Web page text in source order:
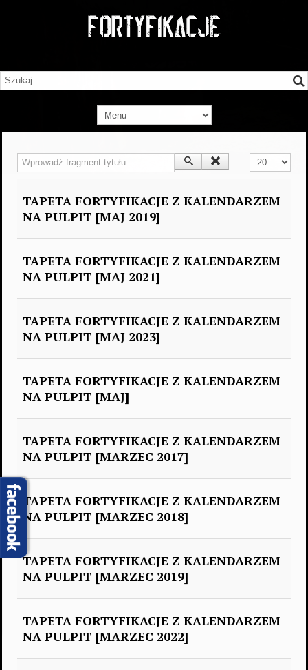
Wprowadź fragment tytułu Pokaż #
TAPETA FORTYFIKACJE Z KALENDARZEM
NA PULPIT [MAJ 2019]
TAPETA FORTYFIKACJE Z KALENDARZEM
NA PULPIT [MAJ 2021]
TAPETA FORTYFIKACJE Z KALENDARZEM
NA PULPIT [MAJ 2023]
TAPETA FORTYFIKACJE Z KALENDARZEM
NA PULPIT [MAJ]
TAPETA FORTYFIKACJE Z KALENDARZEM
NA PULPIT [MARZEC 2017]
TAPETA FORTYFIKACJE Z KALENDARZEM
NA PULPIT [MARZEC 2018]
TAPETA FORTYFIKACJE Z KALENDARZEM
NA PULPIT [MARZEC 2019]
TAPETA FORTYFIKACJE Z KALENDARZEM
NA PULPIT [MARZEC 2022]